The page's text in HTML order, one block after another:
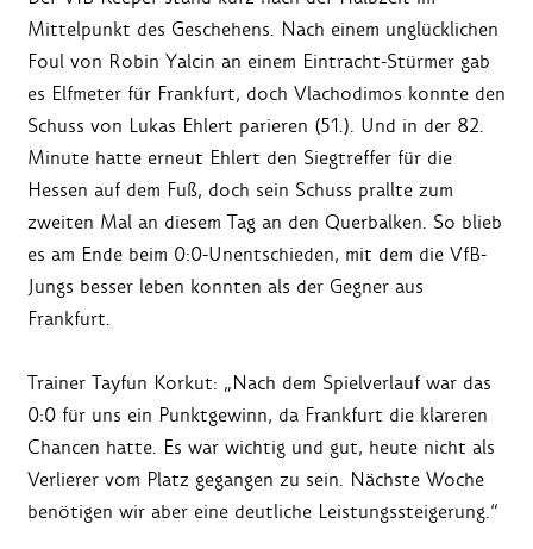
Mittelpunkt des Geschehens. Nach einem unglücklichen
Foul von Robin Yalcin an einem Eintracht-Stürmer gab
es Elfmeter für Frankfurt, doch Vlachodimos konnte den
Schuss von Lukas Ehlert parieren (51.). Und in der 82.
Minute hatte erneut Ehlert den Siegtreffer für die
Hessen auf dem Fuß, doch sein Schuss prallte zum
zweiten Mal an diesem Tag an den Querbalken. So blieb
es am Ende beim 0:0-Unentschieden, mit dem die VfB-
Jungs besser leben konnten als der Gegner aus
Frankfurt.
Trainer Tayfun Korkut: „Nach dem Spielverlauf war das
0:0 für uns ein Punktgewinn, da Frankfurt die klareren
Chancen hatte. Es war wichtig und gut, heute nicht als
Verlierer vom Platz gegangen zu sein. Nächste Woche
benötigen wir aber eine deutliche Leistungssteigerung.“